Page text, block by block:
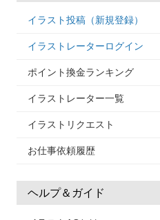
イラスト投稿（新規登録）
イラストレーターログイン
ポイント換金ランキング
イラストレーター一覧
イラストリクエスト
お仕事依頼履歴
ヘルプ＆ガイド